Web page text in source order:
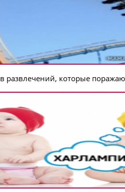
развлечений, которые